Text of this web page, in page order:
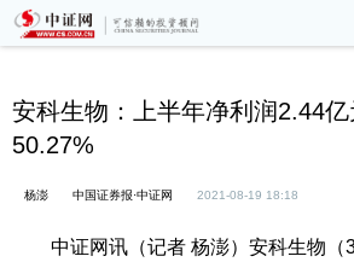
安科生物：上半年净利润2.44
50.27%
杨澎 中国证券报·中证网 2021-08-19 18:18
中证网讯（记者 杨澎）安科生物（